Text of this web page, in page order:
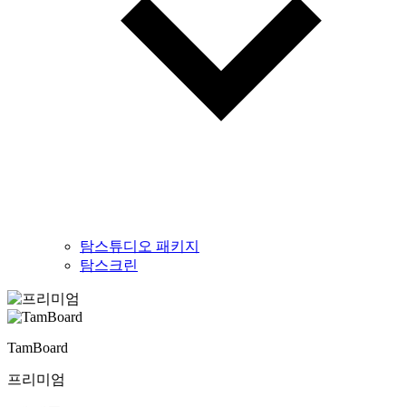
탐스튜디오 패키지
탐스크린
TamBoard
프리미엄